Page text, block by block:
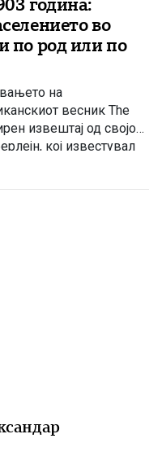
година:
во
по род или по
на
весник The
извештај од својот
кој известувал
македонското